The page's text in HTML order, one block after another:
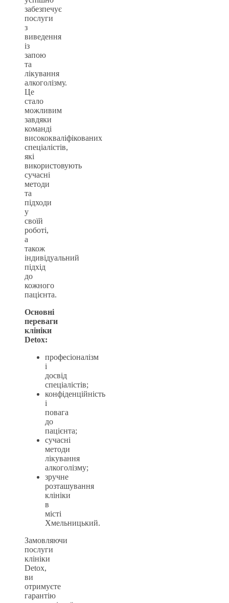
забезпечує
послуги
з
виведення
із
запою
та
лікування
алкоголізму.
Це
стало
можливим
завдяки
команді
висококваліфікованих
спеціалістів,
які
використовують
сучасні
методи
та
підходи
у
своїй
роботі,
а
також
індивідуальний
підхід
до
кожного
пацієнта.
Основні
переваги
клініки
Detox:
професіоналізм
і
досвід
спеціалістів;
конфіденційність
і
повага
до
пацієнта;
сучасні
методи
лікування
алкоголізму;
зручне
розташування
клініки
в
місті
Хмельницький.
Замовляючи
послуги
клініки
Detox,
ви
отримуєте
гарантію